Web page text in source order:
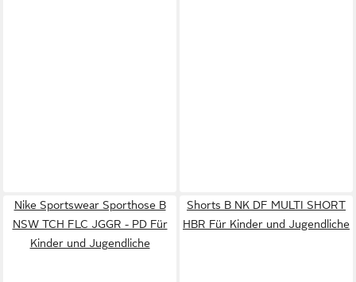
Nike Sportswear Sporthose B
NSW TCH FLC JGGR - PD Für
Kinder und Jugendliche
Shorts B NK DF MULTI SHORT
HBR Für Kinder und Jugendliche